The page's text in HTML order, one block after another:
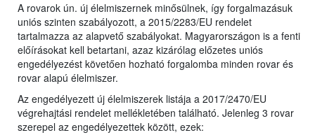
A rovarok ún. új élelmiszernek minősülnek, így forgalmazásuk
uniós szinten szabályozott, a 2015/2283/EU rendelet
tartalmazza az alapvető szabályokat. Magyarországon is a fenti
előírásokat kell betartani, azaz kizárólag előzetes uniós
engedélyezést követően hozható forgalomba minden rovar és
rovar alapú élelmiszer.
Az engedélyezett új élelmiszerek listája a 2017/2470/EU
végrehajtási rendelet mellékletében található. Jelenleg 3 rovar
szerepel az engedélyezettek között, ezek: